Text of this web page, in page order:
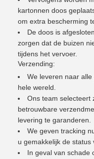
kartonnen doos
om extra bescherming
De doos is
zorgen dat de buizen
tijdens het vervoer.
Verzending:
We leveren naar
hele wereld.
Ons team selecteert
betrouwbare
levering te garanderen.
We geven tracking
u gemakkelijk de status
In geval van schade